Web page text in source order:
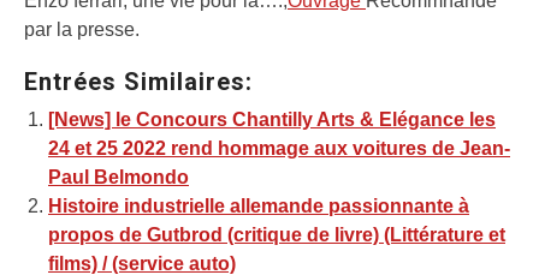
par la presse.
Entrées Similaires:
[News] le Concours Chantilly Arts & Elégance les
24 et 25 2022 rend hommage aux voitures de Jean-
Paul Belmondo
Histoire industrielle allemande passionnante à
propos de Gutbrod (critique de livre) (Littérature et
films) / (service auto)